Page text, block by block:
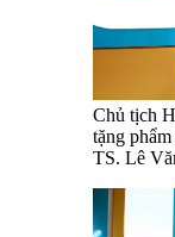
Chủ tịch
tặng
TS. Lê